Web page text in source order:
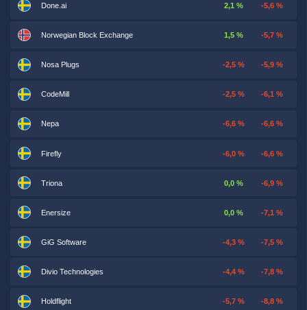
Done.ai 2,1 % -5,6 %
Norwegian Block Exchange 1,5 % -5,7 %
Nosa Plugs -2,5 % -5,9 %
CodeMill -2,5 % -6,1 %
Nepa -6,6 % -6,6 %
Firefly -6,0 % -6,6 %
Triona 0,0 % -6,9 %
Enersize 0,0 % -7,1 %
GiG Software -4,3 % -7,5 %
Divio Technologies -4,4 % -7,8 %
Holdflight -5,7 % -8,8 %